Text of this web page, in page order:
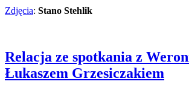
Zdjęcia: Stano Stehlik
Relacja ze spotkania z
Łukaszem Grzesiczakiem